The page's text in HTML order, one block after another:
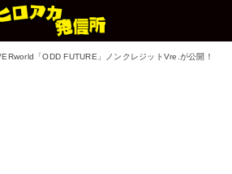
「ODD FUTURE」ノンクレジットVre.が公開！